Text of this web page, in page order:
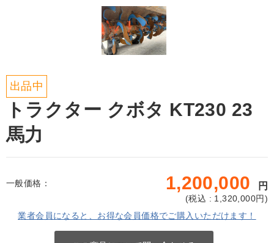
出品中
トラクター クボタ KT230 23
馬力
一般価格： 1,200,000 円
(税込 : 1,320,000円)
業者会員になると、お得な会員価格でご購入いただけます！